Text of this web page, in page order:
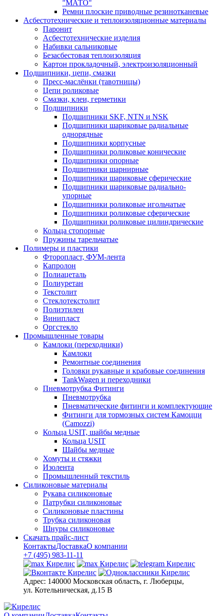
"МАТО"
Ремни плоские приводные резинотканевые
Асбестотехнические и теплоизоляционные материалы
Паронит
Асбестотехнические изделия
Набивки сальниковые
Безасбестовая теплоизоляция
Картон прокладочный, электроизоляционный
Подшипники, цепи, смазки
Пресс-маслёнки (тавотницы)
Цепи роликовые
Смазки, клеи, герметики
Подшипники
Подшипники SKF, NTN и NSK
Подшипники шариковые радиальные
однорядные
Подшипники корпусные
Подшипники роликовые конические
Подшипники опорные
Подшипники шарнирные
Подшипники шариковые сферические
Подшипники шариковые радиально-
упорные
Подшипники роликовые игольчатые
Подшипники роликовые сферические
Подшипники роликовые цилиндрические
Кольца стопорные
Пружины тарельчатые
Полимеры и пластики
Фторопласт, ФУМ-лента
Капролон
Полиацеталь
Полиуретан
Текстолит
Стеклотекстолит
Полиэтилен
Винипласт
Оргстекло
Промышленные товары
Камлоки (переходники)
Камлоки
Ремонтные соединения
Головки рукавные и крабовые соединения
TankWagen и переходники
Пневмотрубка Фитинги
Пневмотрубка
Пневматические фитинги и комплектующие
Фитинги для тормозных систем Камоцци
(Camozzi)
Кольца USIT, шайбы медные
Кольца USIT
Шайбы медные
Хомуты и стяжки
Изолента
Промышленный текстиль
Силиконовые материалы
Рукава силиконовые
Патрубки силиконовые
Силиконовые пластины
Трубка силиконовая
Шнуры силиконовые
Скачать прайс-лист
КонтактыДоставкаО компании
+7 (495) 983-11-11
Адрес: 140000 Московская область, г. Люберцы,
ул. Котельническая, д.15 В